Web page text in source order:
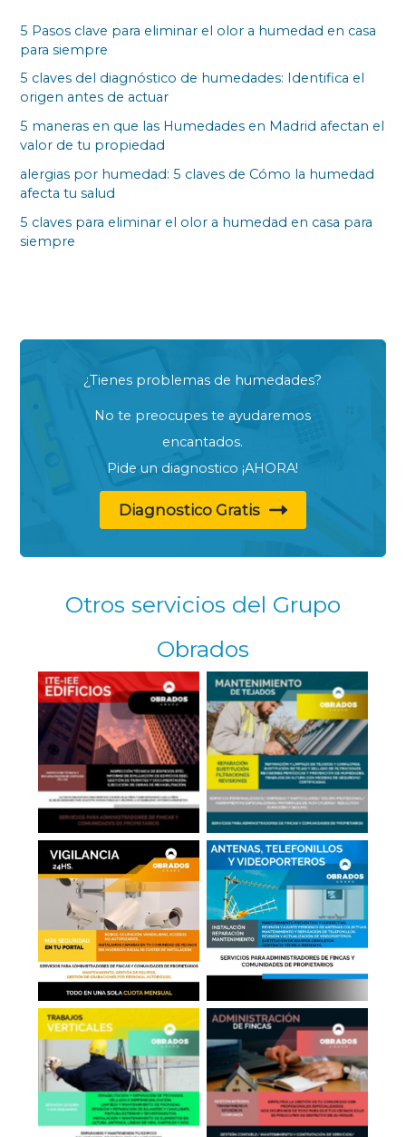
5 Pasos clave para eliminar el olor a humedad en casa
para siempre
5 claves del diagnóstico de humedades: Identifica el
origen antes de actuar
5 maneras en que las Humedades en Madrid afectan el
valor de tu propiedad
alergias por humedad: 5 claves de Cómo la humedad
afecta tu salud
5 claves para eliminar el olor a humedad en casa para
siempre
¿Tienes problemas de humedades?
No te preocupes te ayudaremos
encantados.
Pide un diagnostico ¡AHORA!
Diagnostico Gratis
Otros servicios del Grupo
Obrados
ITT-IEE de Edificios
Reparación de
Tejados en Madrid
Cámaras en Portales
Antenas, Telefonillos,
Videoporteros
Trabajos Verticales
Administrador de
Fincas